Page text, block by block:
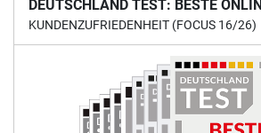
DEUTSCHLAND TEST: BESTE
KUNDENZUFRIEDENHEIT (FOCUS 16/26)